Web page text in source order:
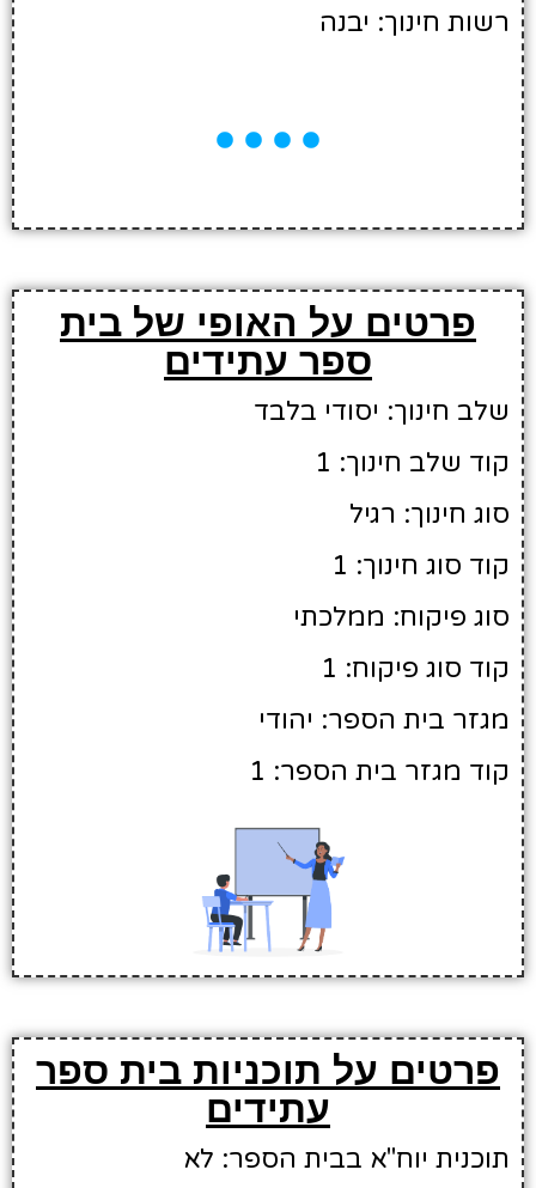
רשות חינוך: יבנה
פרטים על האופי של בית
ספר עתידים
שלב חינוך: יסודי בלבד
קוד שלב חינוך: 1
סוג חינוך: רגיל
קוד סוג חינוך: 1
סוג פיקוח: ממלכתי
קוד סוג פיקוח: 1
מגזר בית הספר: יהודי
קוד מגזר בית הספר: 1
פרטים על תוכניות בית ספר
עתידים
תוכנית יוח"א בבית הספר: לא